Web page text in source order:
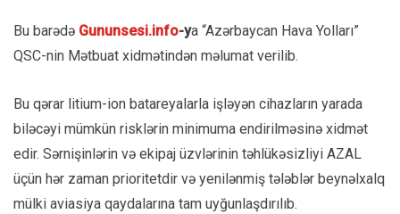
Bu barədə Gununsesi.info-ya “Azərbaycan Hava Yolları”
QSC-nin Mətbuat xidmətindən məlumat verilib.
Bu qərar litium-ion batareyalarla işləyən cihazların yarada
biləcəyi mümkün risklərin minimuma endirilməsinə xidmət
edir. Sərnişinlərin və ekipaj üzvlərinin təhlükəsizliyi AZAL
üçün hər zaman prioritetdir və yenilənmiş tələblər beynəlxalq
mülki aviasiya qaydalarına tam uyğunlaşdırılıb.